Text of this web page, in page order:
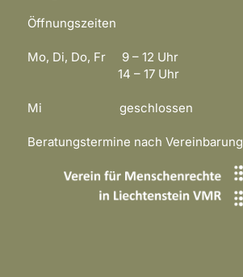
Öffnungszeiten
Mo, Di, Do, Fr 9 – 12 Uhr
14 – 17 Uhr
Mi geschlossen
Beratungstermine nach Vereinbarung